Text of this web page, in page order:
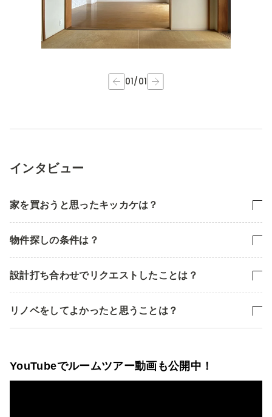
01/01
インタビュー
家を買おうと思ったキッカケは？
物件探しの条件は？
設計打ち合わせでリクエストしたことは？
リノベをしてよかったと思うことは？
YouTubeでルームツアー動画も公開中！